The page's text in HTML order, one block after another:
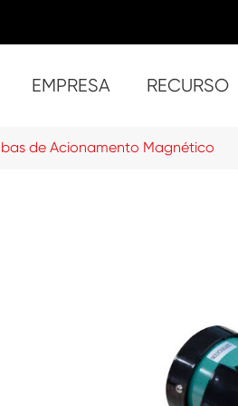
EMPRESA RECURSO
de Acionamento Magnético